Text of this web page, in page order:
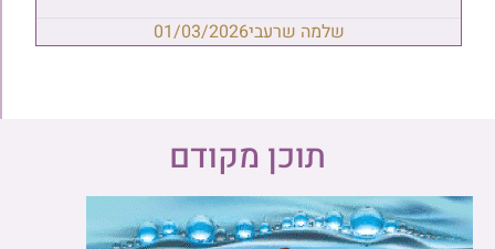
שלמה שרעבי01/03/2026
תוכן מקודם